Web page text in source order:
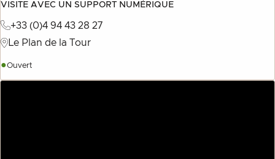
VISITE AVEC UN SUPPORT NUMÉRIQUE
+33 (0)4 94 43 28 27
Le Plan de la Tour
●Ouvert